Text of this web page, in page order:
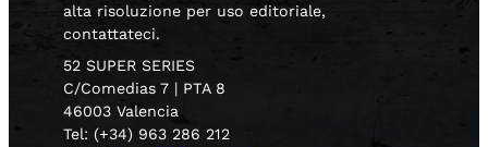
alta risoluzione per uso editoriale,
contattateci.
52 SUPER SERIES
C/Comedias 7 | PTA 8
46003 Valencia
Tel: (+34) 963 286 212